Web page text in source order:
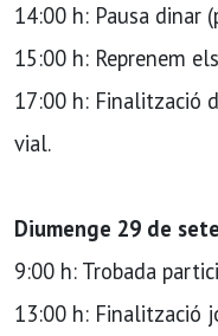
14:00 h: Pausa dinar
15:00 h: Reprenem
17:00 h: Finalització
vial.
Diumenge 29 de
9:00 h: Trobada
13:00 h: Finalització